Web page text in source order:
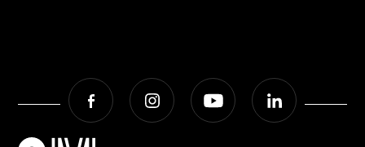
Facebook Instagram Youtube